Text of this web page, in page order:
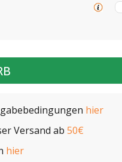
hier
Versand ab 50€
hier